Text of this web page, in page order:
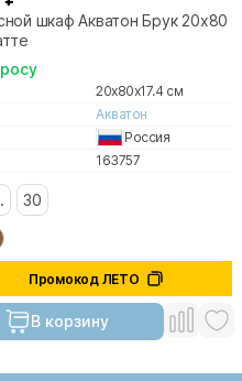
шкаф Акватон Брук 20х80
20x80x17.4 см
Акватон
Россия
163757
30
Промокод ЛЕТО
В корзину